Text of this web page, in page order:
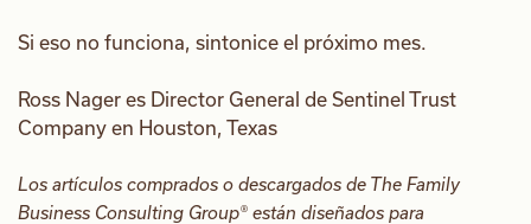
Si eso no funciona, sintonice el próximo mes.
Ross Nager es Director General de Sentinel Trust
Company en Houston, Texas
Los artículos comprados o descargados de The Family
Business Consulting Group® están diseñados para